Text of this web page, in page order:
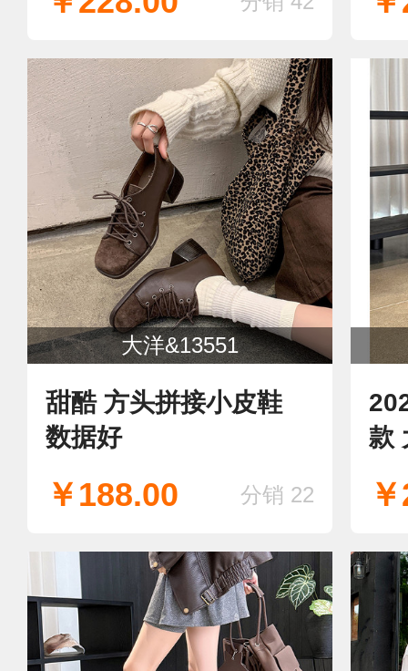
大洋&13551
甜酷 方头拼接小皮鞋
数据好
￥188.00 分销 22
款